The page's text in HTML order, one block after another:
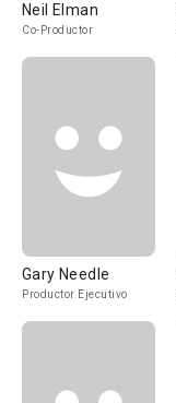
Neil Elman
Co-Productor
Gary Needle
Productor Ejecutivo